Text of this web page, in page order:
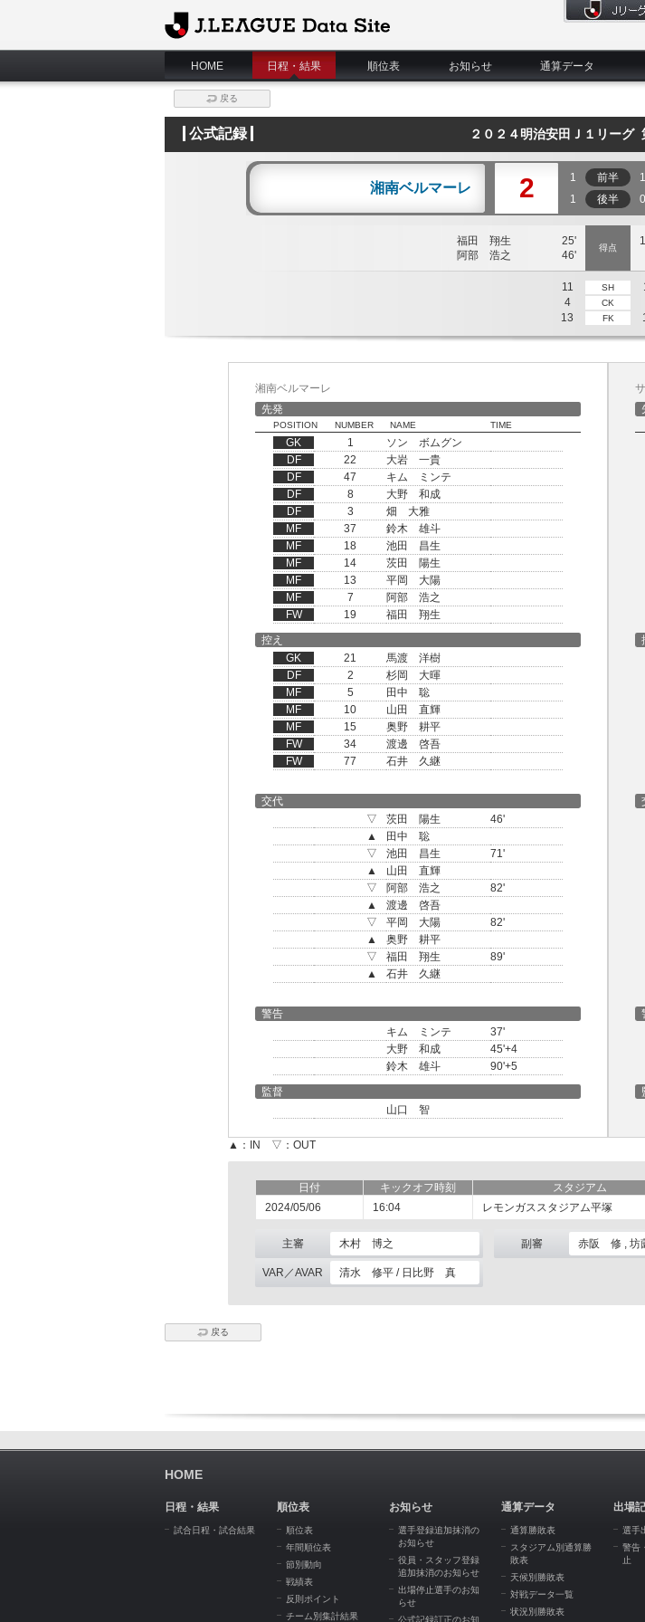
J.League Data Site
HOME 日程・結果 順位表 お知らせ 通算データ
戻る
公式記録 ２０２４明治安田Ｊ１リーグ
湘南ベルマーレ 2 1 前半
1
1
後半 0
福田 翔生
25'
阿部 浩之
46'
得点
11 SH
4
CK
13
FK
湘南ベルマーレ
先発
POSITION NUMBER NAME TIME
GK 1
ソン ボムグン
DF
22
大岩 一貴
DF
47
キム ミンテ
DF
8
大野 和成
DF
3
畑 大雅
MF
37
鈴木 雄斗
MF
18
池田 昌生
MF
14
茨田 陽生
MF
13
平岡 大陽
MF
7
阿部 浩之
FW
19 福田 翔生
控え
GK
21
馬渡 洋樹
DF
2
杉岡 大暉
MF
5
田中 聡
MF
10
山田 直輝
MF
15
奥野 耕平
FW
34
渡邊 啓吾
FW
77 石井 久継
交代
▽
茨田 陽生
46'
▲
田中 聡
▽
池田 昌生
71'
▲
山田 直輝
▽
阿部 浩之
82'
▲
渡邊 啓吾
▽
平岡 大陽
82'
▲
奥野 耕平
▽
福田 翔生
89'
▲
石井 久継
警告
キム ミンテ
37'
大野 和成
45'+4
鈴木 雄斗
90'+5
監督
山口 智
▲：IN ▽：OUT
日付 キックオフ時刻 スタジアム
2024/05/06
16:04 レモンガススタジアム平塚
主審 木村 博之 副審 赤阪 修 ,
VAR／AVAR 清水 修平 / 日比野 真
戻る
HOME
日程・結果
試合日程・試合結果
順位表
順位表
年間順位表
節別動向
戦績表
反則ポイント
チーム別集計結果
お知らせ
選手登録追加抹消の
お知らせ
役員・スタッフ登録
追加抹消のお知らせ
出場停止選手のお知
らせ
公式記録訂正のお知
通算データ
通算勝敗表
スタジアム別通算勝
敗表
天候別勝敗表
対戦データ一覧
状況別勝敗表
出場
選手
警告
止